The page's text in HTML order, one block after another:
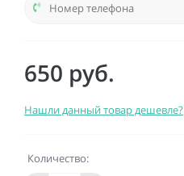
650 руб.
Нашли данный товар дешевле?
Количество: